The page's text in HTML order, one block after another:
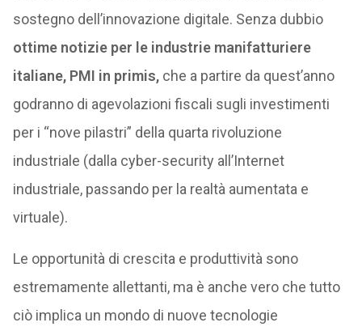
sostegno dell’innovazione digitale. Senza dubbio
ottime notizie per le industrie manifatturiere
italiane, PMI in primis,che a partire da quest’anno
godranno di agevolazioni fiscali sugli investimenti
per i “nove pilastri” della quarta rivoluzione
industriale (dalla cyber-security all’Internet
industriale, passando per la realtà aumentata e
virtuale).
Le opportunità di crescita e produttività sono
estremamente allettanti, ma è anche vero che tutto
ciò implica un mondo di nuove tecnologie